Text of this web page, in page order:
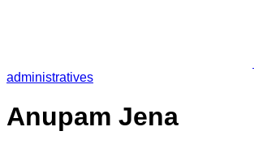
administratives
Anupam Jena